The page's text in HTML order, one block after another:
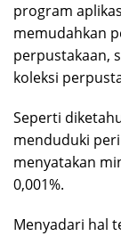
program
memudahkan
perpustakaan,
koleksi
Seperti
menduduki
menyatakan
0,001%.
Menyadari hal